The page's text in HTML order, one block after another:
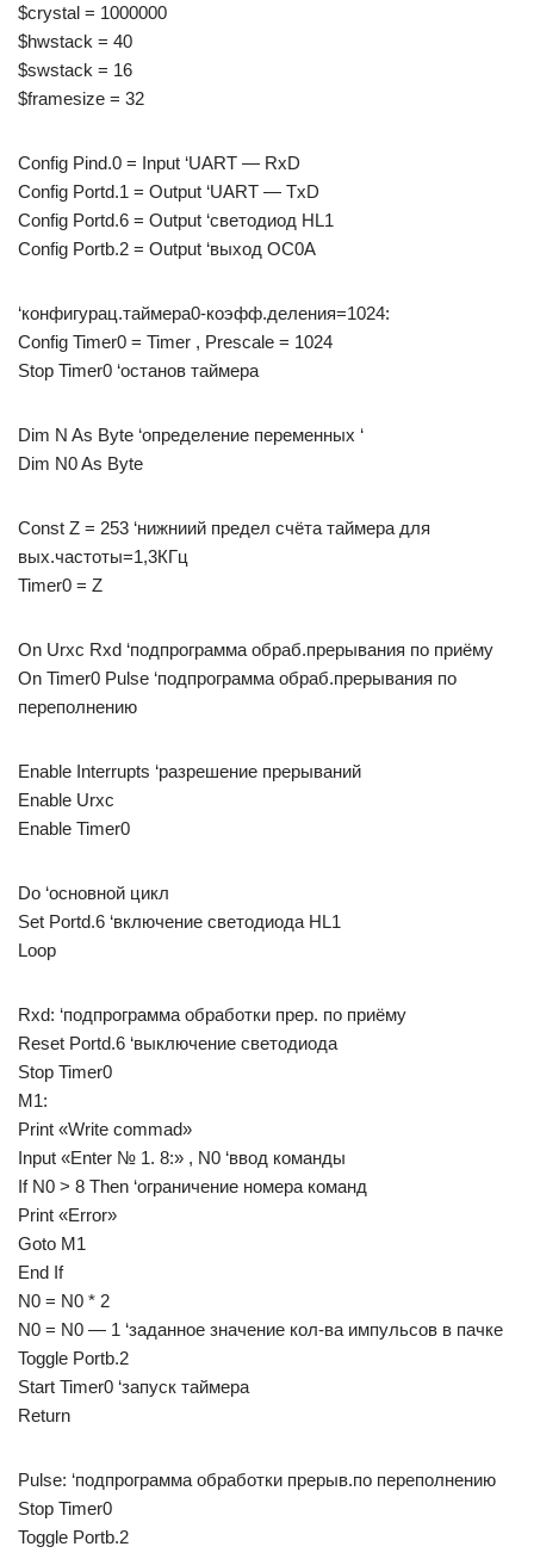
$crystal = 1000000
$hwstack = 40
$swstack = 16
$framesize = 32
Config Pind.0 = Input ‘UART — RxD
Config Portd.1 = Output ‘UART — TxD
Config Portd.6 = Output ‘светодиод HL1
Config Portb.2 = Output ‘выход OC0A
‘конфигурац.таймера0-коэфф.деления=1024:
Config Timer0 = Timer , Prescale = 1024
Stop Timer0 ‘останов таймера
Dim N As Byte ‘определение переменных ‘
Dim N0 As Byte
Const Z = 253 ‘нижниий предел счёта таймера для
вых.частоты=1,3КГц
Timer0 = Z
On Urxc Rxd ‘подпрограмма обраб.прерывания по приёму
On Timer0 Pulse ‘подпрограмма обраб.прерывания по
переполнению
Enable Interrupts ‘разрешение прерываний
Enable Urxc
Enable Timer0
Do ‘основной цикл
Set Portd.6 ‘включение светодиода HL1
Loop
Rxd: ‘подпрограмма обработки прер. по приёму
Reset Portd.6 ‘выключение светодиода
Stop Timer0
M1:
Print «Write commad»
Input «Enter № 1. 8:» , N0 ‘ввод команды
If N0 > 8 Then ‘ограничение номера команд
Print «Error»
Goto M1
End If
N0 = N0 * 2
N0 = N0 — 1 ‘заданное значение кол-ва импульсов в пачке
Toggle Portb.2
Start Timer0 ‘запуск таймера
Return
Pulse: ‘подпрограмма обработки прерыв.по переполнению
Stop Timer0
Toggle Portb.2